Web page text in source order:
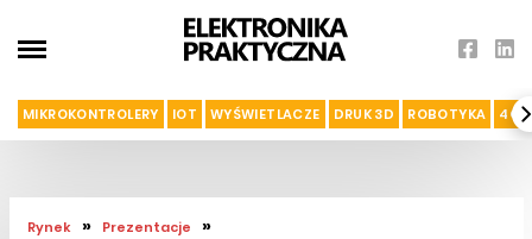
MIKROKONTROLERY IOT WYŚWIETLACZE DRUK 3D ROBOTYKA 4G I
Rynek » Prezentacje »